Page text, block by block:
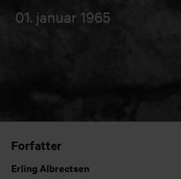
01. januar 1965
Forfatter
Erling Albrectsen